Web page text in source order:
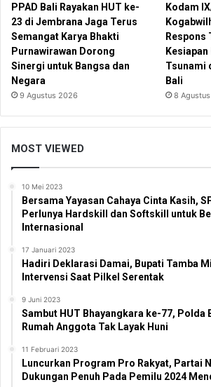
PPAD Bali Rayakan HUT ke-
23 di Jembrana Jaga Terus
Semangat Karya Bhakti
Purnawirawan Dorong
Sinergi untuk Bangsa dan
Negara
9 Agustus 2026
Kodam
Respons
Tsunami
Bali
8
MOST VIEWED
10 Mei 2023
Bersama Yayasan Cahaya Cinta Kasih,
Perlunya Hardskill dan Softskill untuk
Internasional
17 Januari 2023
Hadiri Deklarasi Damai, Bupati Tamba
Intervensi Saat Pilkel Serentak
9 Juni 2023
Sambut HUT Bhayangkara ke-77, Polda
Rumah Anggota Tak Layak Huni
11 Februari 2023
Luncurkan Program Pro Rakyat, Partai
Dukungan Penuh Pada Pemilu 2024